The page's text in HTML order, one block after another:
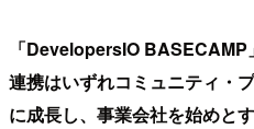
「DevelopersIO
連携はいずれコミュニティ・
に成長し、事業会社を始めと